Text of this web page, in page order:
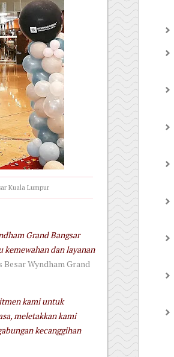
Kuala Lumpur
Grand Bangsar
dan layanan
Wyndham Grand
kami untuk
meletakkan kami
kecanggihan